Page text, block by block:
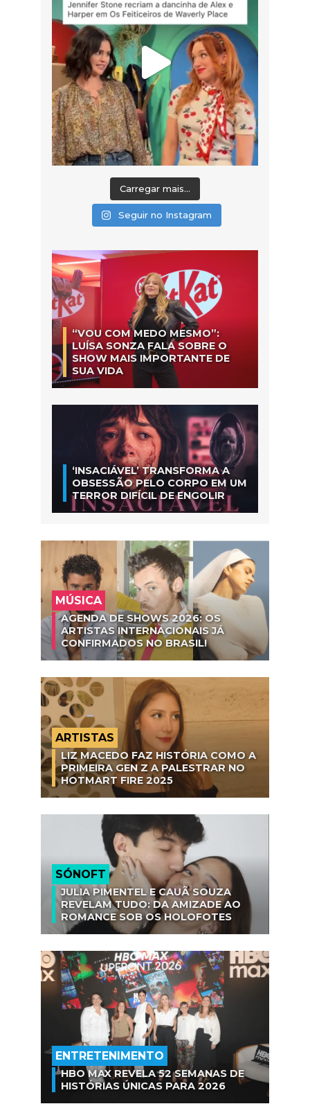
Carregar mais...
Seguir no Instagram
“VOU COM MEDO MESMO”:
LUÍSA SONZA FALA SOBRE O
SHOW MAIS IMPORTANTE DE
SUA VIDA
‘INSACIÁVEL’ TRANSFORMA A
OBSESSÃO PELO CORPO EM UM
TERROR DIFÍCIL DE ENGOLIR
MÚSICA
AGENDA DE SHOWS 2026: OS
ARTISTAS INTERNACIONAIS JÁ
CONFIRMADOS NO BRASIL!
ARTISTAS
LIZ MACEDO FAZ HISTÓRIA COMO A
PRIMEIRA GEN Z A PALESTRAR NO
HOTMART FIRE 2025
SÓNOFT
JULIA PIMENTEL E CAUÃ SOUZA
REVELAM TUDO: DA AMIZADE AO
ROMANCE SOB OS HOLOFOTES
ENTRETENIMENTO
HBO MAX REVELA 52 SEMANAS DE
HISTÓRIAS ÚNICAS PARA 2026